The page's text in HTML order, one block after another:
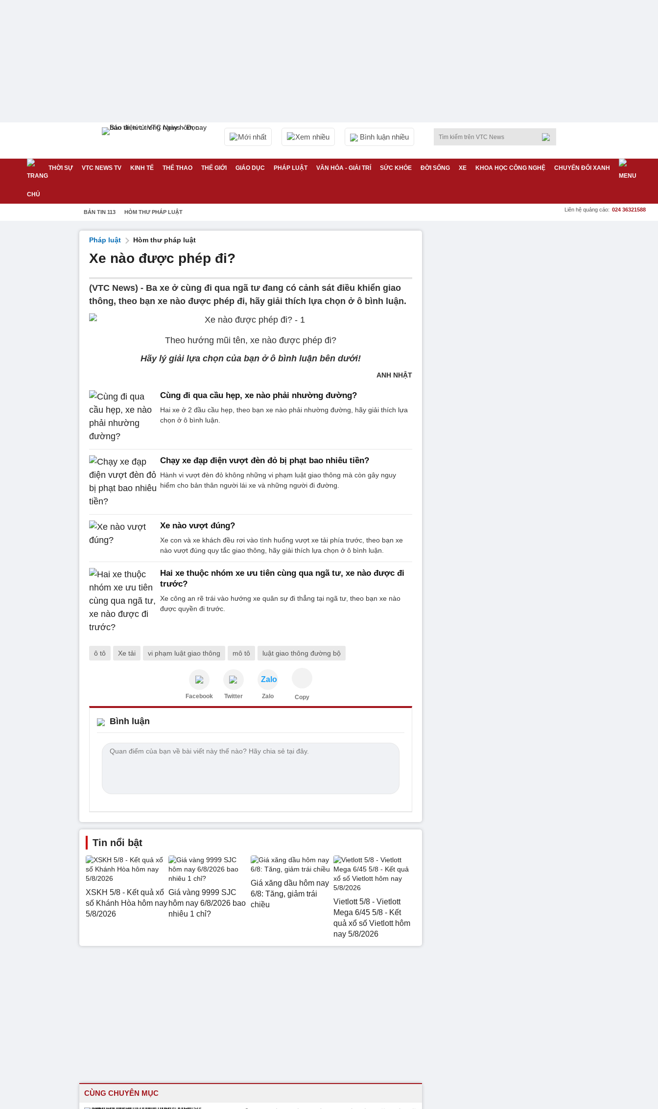
Mới nhất Xem nhiều Bình luận nhiều
THỜI SỰ VTC NEWS TV KINH TẾ THỂ THAO THẾ GIỚI GIÁO DỤC PHÁP LUẬT VĂN HÓA - GIẢI TRÍ SỨC KHỎE ĐỜI SỐNG XE KHOA HỌC CÔNG NGHỆ CHUYỂN ĐỔI XANH
BẢN TIN 113 HÒM THƯ PHÁP LUẬT Liên hệ quảng cáo: 024 36321588
Pháp luật Hòm thư pháp luật
Xe nào được phép đi?
(VTC News) - Ba xe ở cùng đi qua ngã tư đang có cảnh sát điều khiển giao
thông, theo bạn xe nào được phép đi, hãy giải thích lựa chọn ở ô bình luận.
Theo hướng mũi tên, xe nào được phép đi?
Hãy lý giải lựa chọn của bạn ở ô bình luận bên dưới!
ANH NHẬT
Cùng đi qua cầu hẹp, xe nào phải nhường đường?
Hai xe ở 2 đầu cầu hẹp, theo bạn xe nào phải nhường đường, hãy giải thích lựa
chọn ở ô bình luận.
Chạy xe đạp điện vượt đèn đỏ bị phạt bao nhiêu tiền?
Hành vi vượt đèn đỏ không những vi phạm luật giao thông mà còn gây nguy
hiểm cho bản thân người lái xe và những người đi đường.
Xe nào vượt đúng?
Xe con và xe khách đều rơi vào tình huống vượt xe tải phía trước, theo bạn xe
nào vượt đúng quy tắc giao thông, hãy giải thích lựa chọn ở ô bình luận.
Hai xe thuộc nhóm xe ưu tiên cùng qua ngã tư, xe nào được đi
trước?
Xe công an rẽ trái vào hướng xe quân sự đi thẳng tại ngã tư, theo bạn xe nào
được quyền đi trước.
ô tô Xe tải vi phạm luật giao thông mô tô luật giao thông đường bộ
Facebook Twitter
Zalo
Zalo Copy
Bình luận
Tin nổi bật
XSKH 5/8 - Kết quả xổ
số Khánh Hòa hôm nay
5/8/2026
Giá vàng 9999 SJC
hôm nay 6/8/2026 bao
nhiêu 1 chỉ?
Giá xăng dầu hôm nay
6/8: Tăng, giảm trái
chiều
Vietlott 5/8 - Vietlott
Mega 6/45 5/8 - Kết
quả xổ số Vietlott hôm
nay 5/8/2026
CÙNG CHUYÊN MỤC